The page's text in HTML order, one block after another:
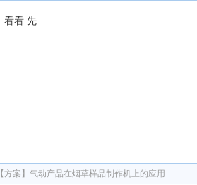
看看 先
【方案】 气动产品在烟草样品制作机上的应用